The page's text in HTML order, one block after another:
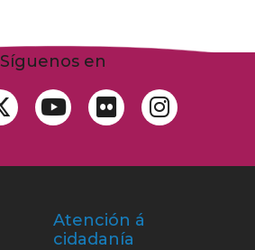
Síguenos en
Atención á
cidadanía